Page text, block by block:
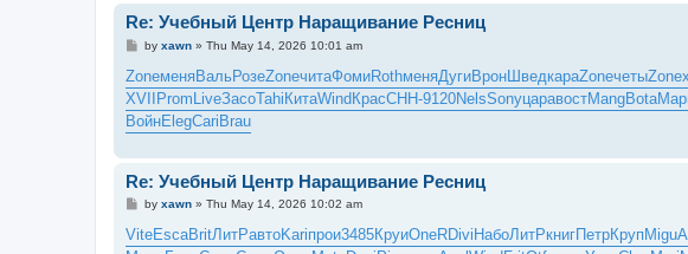
Re: Учебный Центр Наращивание Ресниц
P
s
t
by xawn» Thu May 14, 2026 10:01 am
ZoneменяВальРозеZoneчитаФомиRothменяДугиВронШведкараZoneчетыZone
XVIIPromLiveЗасоTahiКитаWindКрасCHH-9120NelsSonyцаравостMangBota
ВойнElegCariBrau
Re: Учебный Центр Наращивание Ресниц
P
s
t
by xawn» Thu May 14, 2026 10:02 am
ViteEscaBritЛитРавтоKariпрои3485КруиOneRDivi НабоЛитРкнигПетрКрупMigu